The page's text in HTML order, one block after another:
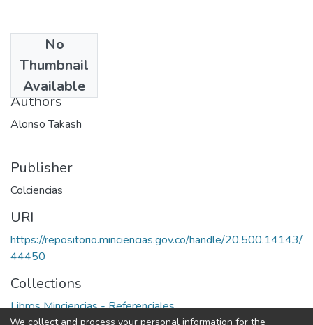
No
Thumbnail
Available
1981
Authors
Alonso Takash
Publisher
Colciencias
URI
https://repositorio.minciencias.gov.co/handle/20.500.14143/
44450
Collections
Libros Minciencias - Referenciales
We collect and process your personal information for the